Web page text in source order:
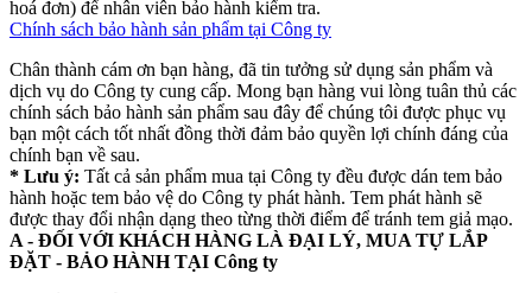
hoá đơn) để nhân viên bảo hành kiểm tra.
Chính sách bảo hành sản phẩm tại Công ty
Chân thành cám ơn bạn hàng, đã tin tưởng sử dụng sản phẩm và
dịch vụ do Công ty cung cấp. Mong bạn hàng vui lòng tuân thủ các
chính sách bảo hành sản phẩm sau đây để chúng tôi được phục vụ
bạn một cách tốt nhất đồng thời đảm bảo quyền lợi chính đáng của
chính bạn về sau.
* Lưu ý: Tất cả sản phẩm mua tại Công ty đều được dán tem bảo
hành hoặc tem bảo vệ do Công ty phát hành. Tem phát hành sẽ
được thay đổi nhận dạng theo từng thời điểm để tránh tem giả mạo.
A - ĐỐI VỚI KHÁCH HÀNG LÀ ĐẠI LÝ, MUA TỰ LẮP
ĐẶT - BẢO HÀNH TẠI Công ty